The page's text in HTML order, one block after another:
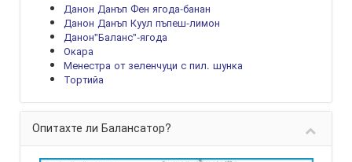
Данон Данъп Фен ягода-банан
Данон Данъп Куул пъпеш-лимон
Данон"Баланс"-ягода
Окара
Менестра от зеленчуци с пил. шунка
Тортийа
Опитахте ли Балансатор?